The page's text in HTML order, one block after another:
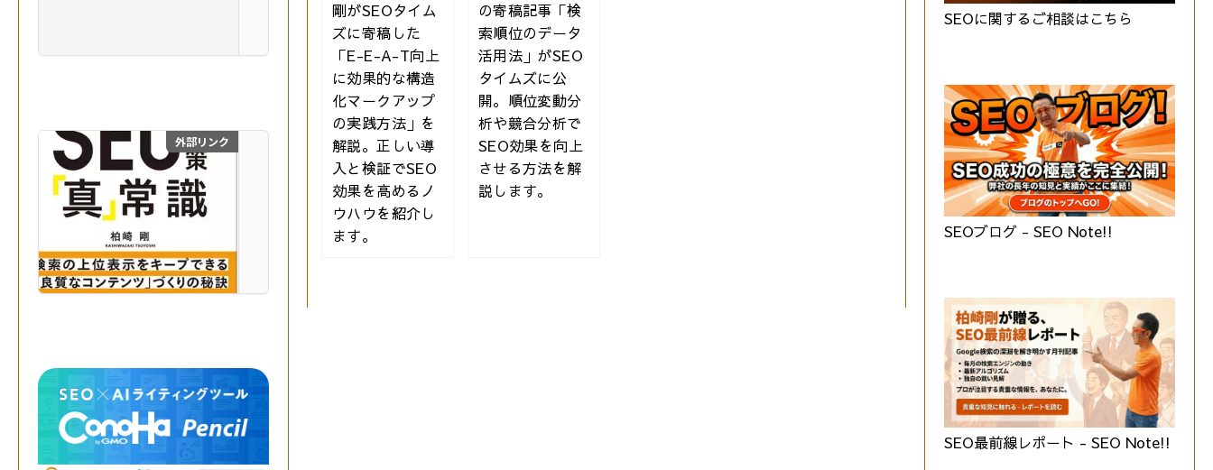
SEOに関するご相談はこちら
SEOブログ - SEO Note!!
SEO最前線レポート - SEO Note!!
剛がSEOタイム
ズに寄稿した
「E-E-A-T向上
に効果的な構造
化マークアップ
の実践方法」を
解説。正しい導
入と検証でSEO
効果を高めるノ
ウハウを紹介し
ます。
の寄稿記事「検
索順位のデータ
活用法」がSEO
タイムズに公
開。順位変動分
析や競合分析で
SEO効果を向上
させる方法を解
説します。
と
実
突
目からウロコのSEO対策「真」常識
外部リンク